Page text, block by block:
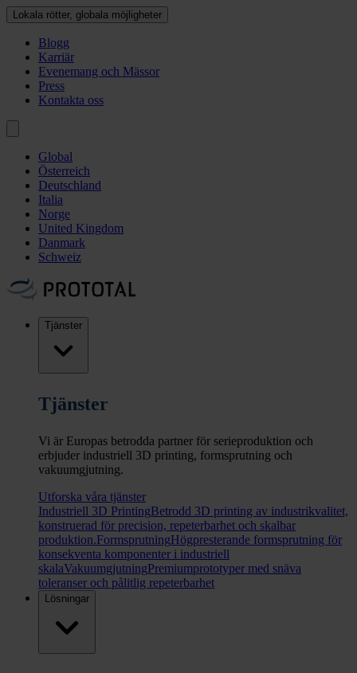
Lokala rötter, globala möjligheter
Blogg
Karriär
Evenemang och Mässor
Press
Kontakta oss
Global
Österreich
Deutschland
Italia
Norge
United Kingdom
Danmark
Schweiz
Tjänster
Tjänster
Vi är Europas betrodda partner för serieproduktion och
erbjuder industriell 3D printing, formsprutning och
vakuumgjutning.
Utforska våra tjänster
Industriell 3D PrintingBetrodd 3D printing av industrikvalitet,
konstruerad för precision, repeterbarhet och skalbar
produktion.FormsprutningHögpresterande formsprutning för
konsekventa komponenter i industriell
skalaVakuumgjutningPremiumprototyper med snäva
toleranser och pålitlig repeterbarhet
Lösningar